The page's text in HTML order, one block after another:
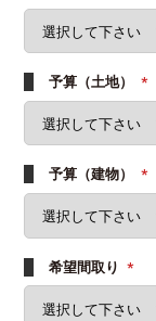
予算（土地） *
予算（建物） *
希望間取り *